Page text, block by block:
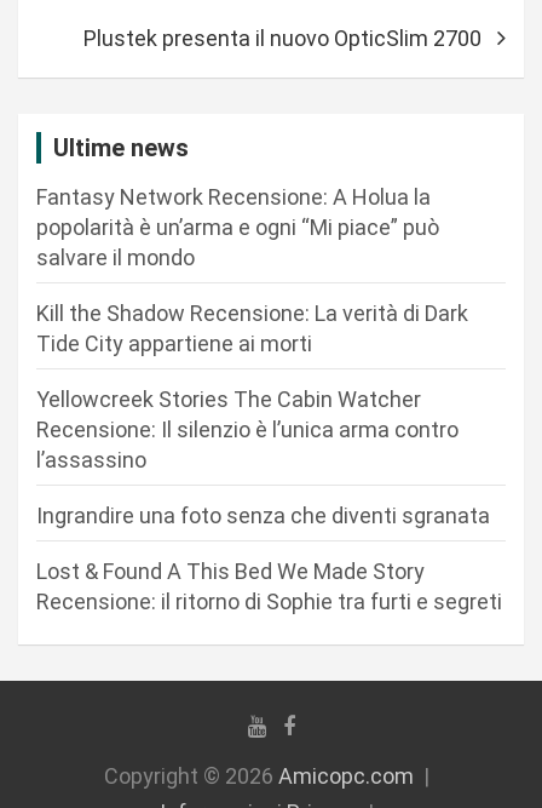
i
Plustek presenta il nuovo OpticSlim 2700
Ultime news
Fantasy Network Recensione: A Holua la
popolarità è un’arma e ogni “Mi piace” può
salvare il mondo
Kill the Shadow Recensione: La verità di Dark
Tide City appartiene ai morti
Yellowcreek Stories The Cabin Watcher
Recensione: Il silenzio è l’unica arma contro
l’assassino
Ingrandire una foto senza che diventi sgranata
Lost & Found A This Bed We Made Story
Recensione: il ritorno di Sophie tra furti e segreti
Copyright © 2026 Amicopc.com